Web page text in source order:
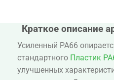
Краткое описание
Усиленный PA66
стандартного Пластик
улучшенных